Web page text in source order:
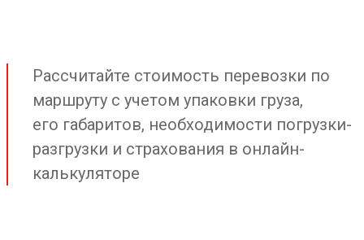
Рассчитайте стоимость перевозки по
маршруту с учетом упаковки груза,
его габаритов, необходимости погрузки-
разгрузки и страхования в онлайн-
калькуляторе